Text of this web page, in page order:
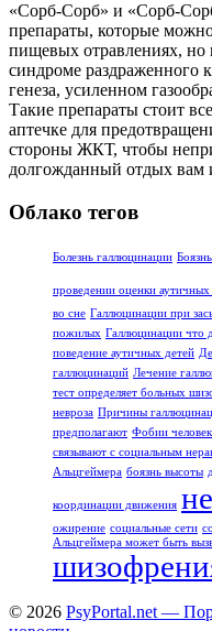
«Сорб-Сорб» и «Сорб-
препараты, которые
пищевых отравлениях,
синдроме раздраженного
генеза, усиленном
Такие препараты стоит
аптечке для
стороны ЖКТ, чтобы
долгожданный отдых вам
Облако тегов
Болезнь галлюцинации
проведении оценки аутичных
во сне Галлюцинации при
пожилых Галлюцинации что
поведение аутичных детей
галлюцинаций Лечение
тест определяет больных
невроза Причины
предполагают Фобии
связывают с социальным
Альцгеймера боязнь высоты
координации движения
ожирение социальные сети
Альцгеймера может быть
© 2026 PsyPortal.net —